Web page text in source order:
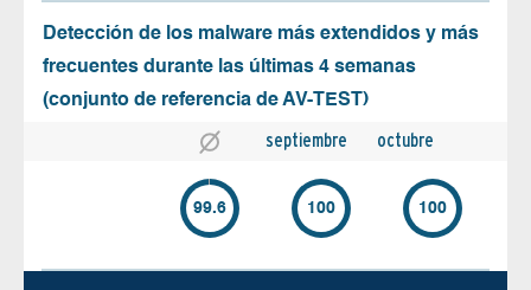
Detección de los malware más extendidos y más
frecuentes durante las últimas 4 semanas
(conjunto de referencia de AV-TEST)
septiembre octubre
99.6 100 100